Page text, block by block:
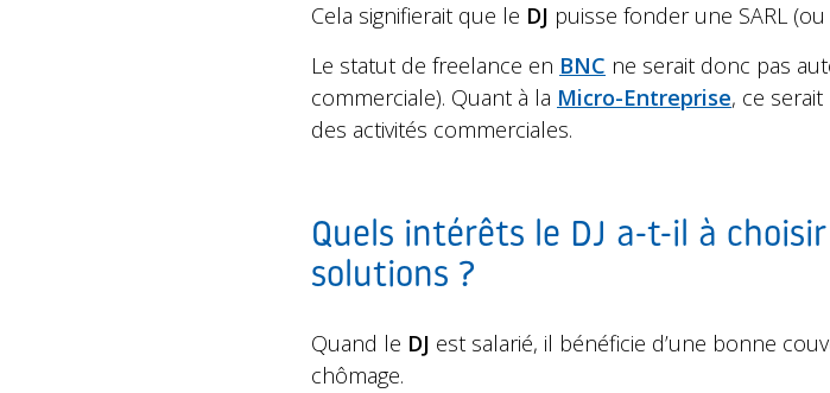
Cela signifierait que le DJ puisse fonder une SARL (ou
Le statut de freelance en BNC ne serait donc pas
commerciale). Quant à la Micro-Entreprise, ce
des activités commerciales.
Quels intérêts le DJ a-t-il à choisir
solutions ?
Quand le DJ est salarié, il bénéficie d’une bonne
chômage.